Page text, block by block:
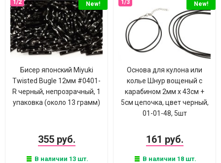
New!
Бисер японский Miyuki
Twisted Bugle 12мм #0401-
R черный, непрозрачный, 1
упаковка (около 13 грамм)
355 руб.
В наличии 13 шт.
New!
Основа для кулона или
колье Шнур вощеный с
карабином 2мм х 43см +
5см цепочка, цвет черный,
01-01-48, 5шт
161 руб.
В наличии 18 шт.